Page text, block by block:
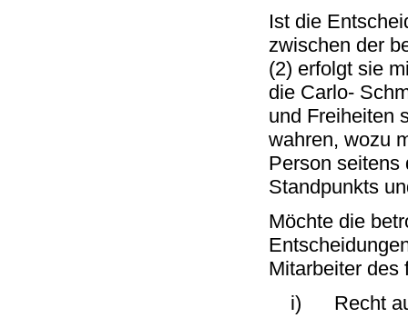
Ist die
zwischen der
(2) erfolgt sie
die Carlo-
und Freiheiten
wahren, wozu
Person seitens
Standpunkts
Möchte die
Mitarbeiter des
i) Recht auf